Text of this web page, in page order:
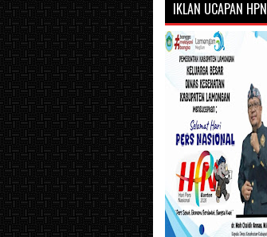
IKLAN UCAPAN HPN